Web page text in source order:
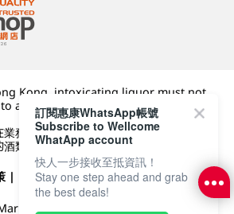
Kong, intoxicating liquor must not
a minor (under 18) in the course of
務過程中，向未成年人 (18 歲以下人士)
酒類。
| DFI零售集團
Place. The Dairy Farm Company
訂閱惠康WhatsApp帳號
Subscribe to Wellcome
WhatApp account
快人一步接收至抵資訊！
Stay one step ahead and grab
the best deals!